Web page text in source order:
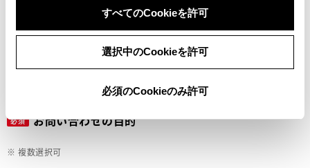
すべてのCookieを許可
選択中のCookieを許可
必須のCookieのみ許可
メールアドレス
必須 お問い合わせの目的
※ 複数選択可